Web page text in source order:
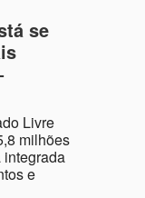
se
Livre
milhões
integrada
e